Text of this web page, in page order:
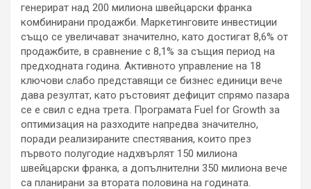
генерират над 200 милиона швейцарски франка
комбинирани продажби. Маркетинговите инвестиции
също се увеличават значително, като достигат 8,6% от
продажбите, в сравнение с 8,1% за същия период на
предходната година. Активното управление на 18
ключови слабо представящи се бизнес единици вече
дава резултат, като ръстовият дефицит спрямо пазара
се е свил с една трета. Програмата Fuel for Growth за
оптимизация на разходите напредва значително,
поради реализираните спестявания, които през
първото полугодие надхвърлят 150 милиона
швейцарски франка, а допълнителни 350 милиона вече
са планирани за втората половина на годината.